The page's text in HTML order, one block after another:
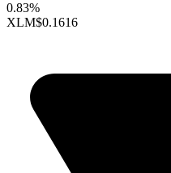
0.83%
XLM$0.1616